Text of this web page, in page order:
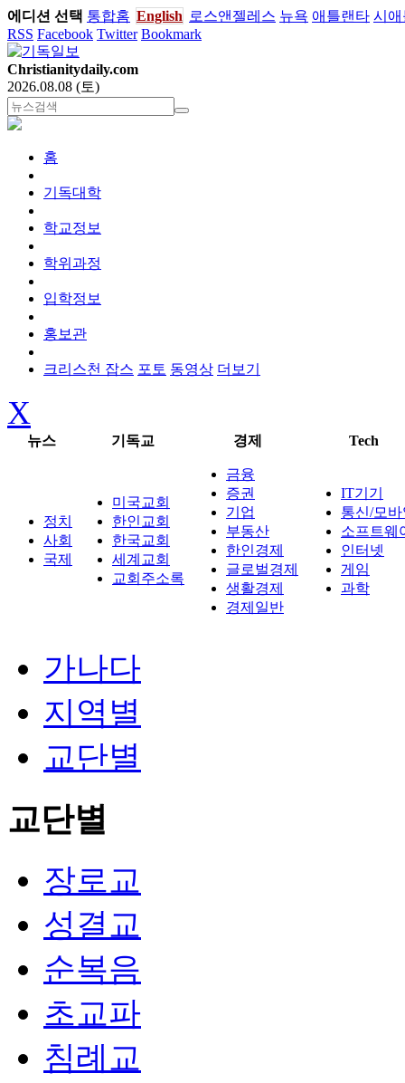
에디션 선택 통합홈 English 로스앤젤레스 뉴욕 애틀랜타 시애
RSS Facebook Twitter Bookmark
Christianitydaily.com
2026.08.08 (토)
홈
기독대학
학교정보
학위과정
입학정보
홍보관
크리스천 잡스 포토 동영상 더보기
X
뉴스 기독교 경제 Tech
정치
사회
국제
미국교회
한인교회
한국교회
세계교회
교회주소록
금융
증권
기업
부동산
한인경제
글로벌경제
생활경제
경제일반
IT기기
통신/모
소프트웨
인터넷
게임
과학
가나다
지역별
교단별
교단별
장로교
성결교
순복음
초교파
침례교